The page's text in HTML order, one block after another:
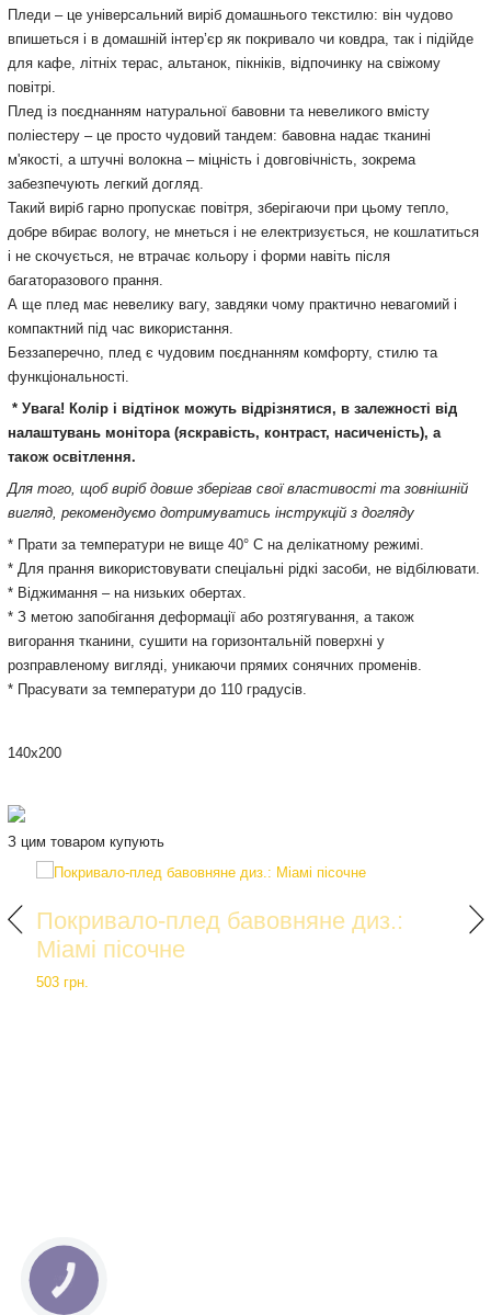
Пледи – це універсальний виріб домашнього текстилю: він чудово
впишеться і в домашній інтер’єр як покривало чи ковдра, так і підійде
для кафе, літніх терас, альтанок, пікніків, відпочинку на свіжому
повітрі.
Плед із поєднанням натуральної бавовни та невеликого вмісту
поліестеру – це просто чудовий тандем: бавовна надає тканині
м'якості, а штучні волокна – міцність і довговічність, зокрема
забезпечують легкий догляд.
Такий виріб гарно пропускає повітря, зберігаючи при цьому тепло,
добре вбирає вологу, не мнеться і не електризується, не кошлатиться
і не скочується, не втрачає кольору і форми навіть після
багаторазового прання.
А ще плед має невелику вагу, завдяки чому практично невагомий і
компактний під час використання.
Беззаперечно, плед є чудовим поєднанням комфорту, стилю та
функціональності.
* Увага! Колір і відтінок можуть відрізнятися, в залежності від
налаштувань монітора (яскравість, контраст, насиченість), а
також освітлення.
Для того, щоб виріб довше зберігав свої властивості та зовнішній
вигляд, рекомендуємо дотримуватись інструкцій з догляду
* Прати за температури не вище 40° С на делікатному режимі.
* Для прання використовувати спеціальні рідкі засоби, не відбілювати.
* Віджимання– на низьких обертах.
* З метою запобігання деформації або розтягування, а також
вигорання тканини, сушити на горизонтальній поверхні у
розправленому вигляді, уникаючи прямих сонячних променів.
*Прасувати за температури до 110 градусів.
140х200
З цим товаром купують
Покривало-плед бавовняне диз.:
Міамі пісочне
503 грн.
КНОПКА
СВЯЗИ